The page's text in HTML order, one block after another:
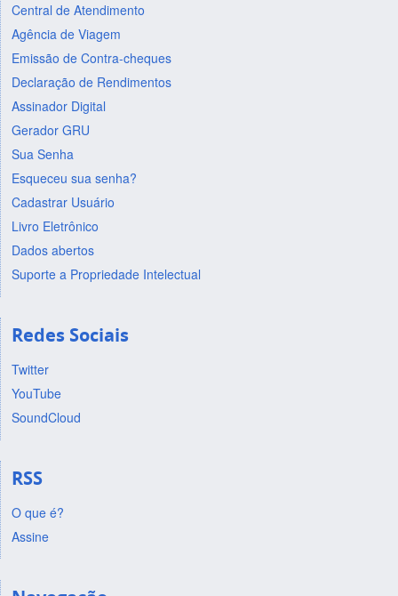
Central de Atendimento
Agência de Viagem
Emissão de Contra-cheques
Declaração de Rendimentos
Assinador Digital
Gerador GRU
Sua Senha
Esqueceu sua senha?
Cadastrar Usuário
Livro Eletrônico
Dados abertos
Suporte a Propriedade Intelectual
Redes Sociais
Twitter
YouTube
SoundCloud
RSS
O que é?
Assine